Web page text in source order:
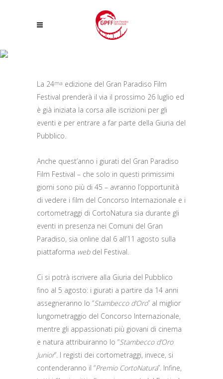
La 24ma edizione del Gran Paradiso Film
Festival prenderà il via il prossimo 26 luglio ed
è già iniziata la corsa alle iscrizioni per gli
eventi e per entrare a far parte della Giuria del
Pubblico.
Anche quest’anno i giurati del Gran Paradiso
Film Festival – che solo in questi primissimi
giorni sono più di 45 – avranno l’opportunità
di vedere i film del Concorso Internazionale e i
cortometraggi di CortoNatura sia durante gli
eventi in presenza nei Comuni del Gran
Paradiso, sia online dal 6 all’11 agosto sulla
piattaforma webdel Festival.
Ci si potrà iscrivere alla Giuria del Pubblico
fino al 5 agosto: i giurati a partire da 14 anni
assegneranno lo “Stambecco d’Oro” al miglior
lungometraggio del Concorso Internazionale,
mentre gli appassionati più giovani di cinema
e natura attribuiranno lo “Stambecco d’Oro
Junior”. I registi dei cortometraggi, invece, si
contenderanno il “Premio CortoNatura”. Infine,